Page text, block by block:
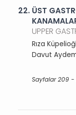
22. ÜST
UPPER
Rıza
Davut
Sayfalar 209 -